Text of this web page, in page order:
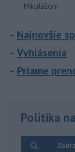
Mikulášom
Najnovšie
Vyhlásenia
Priame
Politika